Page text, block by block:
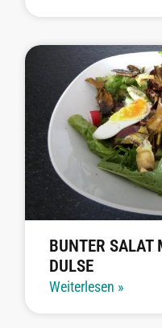
BUNTER SALAT
DULSE
Weiterlesen »